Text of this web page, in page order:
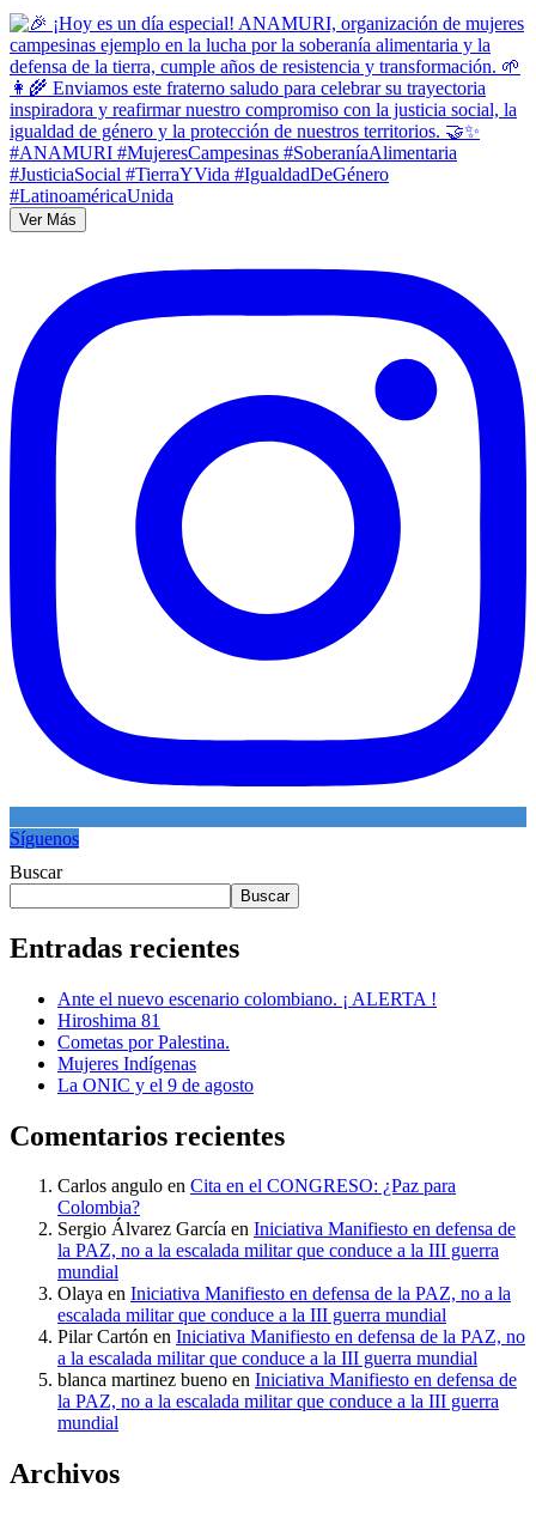
Ver Más
Síguenos
Buscar
Buscar
Entradas recientes
Ante el nuevo escenario colombiano. ¡ ALERTA !
Hiroshima 81
Cometas por Palestina.
Mujeres Indígenas
La ONIC y el 9 de agosto
Comentarios recientes
Carlos angulo en Cita en el CONGRESO: ¿Paz para
Colombia?
Sergio Álvarez García en Iniciativa Manifiesto en defensa de
la PAZ, no a la escalada militar que conduce a la III guerra
mundial
Olaya en Iniciativa Manifiesto en defensa de la PAZ, no a la
escalada militar que conduce a la III guerra mundial
Pilar Cartón en Iniciativa Manifiesto en defensa de la PAZ, no
a la escalada militar que conduce a la III guerra mundial
blanca martinez bueno en Iniciativa Manifiesto en defensa de
la PAZ, no a la escalada militar que conduce a la III guerra
mundial
Archivos